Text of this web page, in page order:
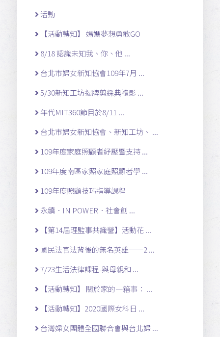
活動
【活動轉知】 媽媽夢想勇敢GO
8/18 認識未知我、你、他 ...
台北市婦女新知協會109年7月 ...
5/30新知工坊揭牌剪綵典禮影 ...
年代MIT360節目於8/11 ...
台北市婦女新知協會、新知工坊、 ...
109年度家庭照顧者紓壓暨支持 ...
109年度南區家照家庭照顧者學 ...
109年度照顧技巧指導課程
永續．IN POWER．社會創 ...
【第14屆理監事共識營】活動花 ...
國民法官法背後的無名英雄——2 ...
7/23生活法律課程-與母親和 ...
【活動轉知】 關於家的一箱事： ...
【活動轉知】2020國際女科日 ...
台灣婦女團體全國聯合會與台北婦 ...